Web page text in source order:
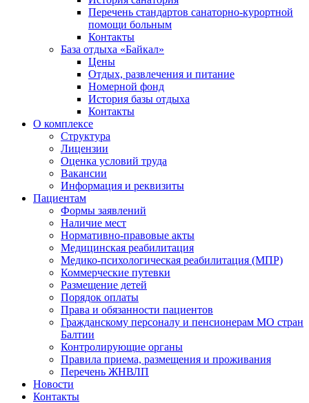
Перечень стандартов санаторно-курортной
помощи больным
Контакты
База отдыха «Байкал»
Цены
Отдых, развлечения и питание
Номерной фонд
История базы отдыха
Контакты
О комплексе
Структура
Лицензии
Оценка условий труда
Вакансии
Информация и реквизиты
Пациентам
Формы заявлений
Наличие мест
Нормативно-правовые акты
Медицинская реабилитация
Медико-психологическая реабилитация (МПР)
Коммерческие путевки
Размещение детей
Порядок оплаты
Права и обязанности пациентов
Гражданскому персоналу и пенсионерам МО стран
Балтии
Контролирующие органы
Правила приема, размещения и проживания
Перечень ЖНВЛП
Новости
Контакты